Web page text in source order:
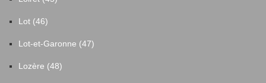
Lot (46)
Lot-et-Garonne (47)
Lozère (48)